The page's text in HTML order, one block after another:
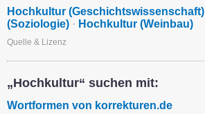
Hochkultur (Geschichtswissenschaft)
(Soziologie) · Hochkultur (Weinbau)
Quelle & Lizenz
„Hochkultur“ suchen mit:
Wortformen von korrekturen.de